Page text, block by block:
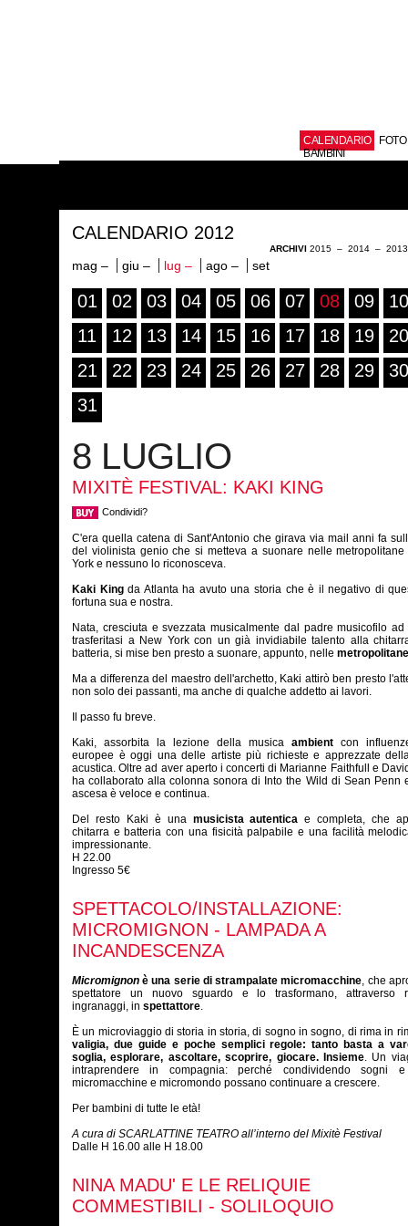
CALENDARIO
FOTO
BAMBINI
CALENDARIO 2012
ARCHIVI 2015 – 2014 –
mag – giu – lug – ago – set
01 02 03 04 05 06 07 08 09
10
11
12 13 14 15 16 17 18 19
20
21
22 23 24 25 26 27 28 29
30
31
8 LUGLIO
MIXITÈ FESTIVAL: KAKI KING
Condividi?
C'era quella catena di Sant'Antonio che girava via mail anni fa
del violinista genio che si metteva a suonare nelle
York e nessuno lo riconosceva.
Kaki Kingda Atlanta ha avuto una storia che è il negativo di
fortuna sua e nostra.
Nata, cresciuta e svezzata musicalmente dal padre musicofilo ad
trasferitasi a New York con un già invidiabile talento alla
batteria, si mise ben presto a suonare, appunto, nelle metropolitane
Ma a differenza del maestro dell'archetto, Kaki attirò ben presto
non solo dei passanti, ma anche di qualche addetto ai lavori.
Il passo fu breve.
Kaki, assorbita la lezione della musica ambient con
europee è oggi una delle artiste più richieste e apprezzate
acustica. Oltre ad aver aperto i concerti di Marianne Faithfull e
ha collaborato alla colonna sonora di Into the Wild di Sean Penn
ascesa è veloce e continua.
Del resto Kaki è una musicista autentica e completa, che
chitarra e batteria con una fisicità palpabile e una facilità
impressionante.
H 22.00
Ingresso 5€
SPETTACOLO/INSTALLAZIONE:
MICROMIGNON - LAMPADA A
INCANDESCENZA
Micromignonè una serie di strampalate micromacchine, che
spettatore un nuovo sguardo e lo trasformano, attraverso
ingranaggi, in spettattore.
È un microviaggio di storia in storia, di sogno in sogno, di rima in
valigia, due guide e poche semplici regole: tanto basta a
soglia, esplorare, ascoltare, scoprire, giocare. Insieme. Un
intraprendere in compagnia: perché condividendo sogni
micromacchine e micromondo possano continuare a crescere.
Per bambini di tutte le età!
A cura di SCARLATTINE TEATRO all’interno del Mixitè Festival
Dalle H 16.00 alle H 18.00
NINA MADU' E LE RELIQUIE
COMMESTIBILI - SOLILOQUIO